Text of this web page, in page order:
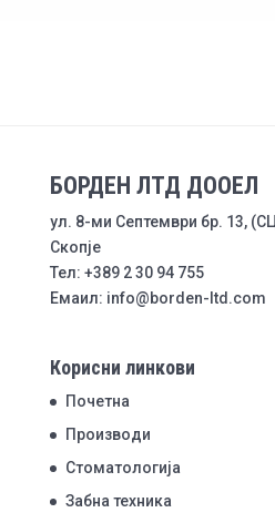
БОРДЕН ЛТД ДООЕЛ
ул. 8-ми Септември бр. 13,
Скопје
Тел: +389 2 30 94 755
Емаил: info@borden-ltd.com
Корисни линкови
Почетна
Производи
Стоматологија
Забна техника